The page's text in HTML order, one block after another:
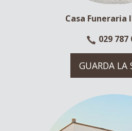
Casa Funeraria
029 787
GUARDA LA